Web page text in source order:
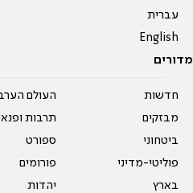
עברית
English
מדורים
חדשות
מבזקים
ביטחוני
פוליטי-מדיני
בארץ
העולם
תרבות
ספורט
פורומים
יהדות